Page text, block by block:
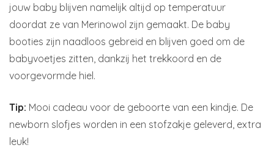
jouw baby blijven namelijk altijd op temperatuur
doordat ze van Merinowol zijn gemaakt. De baby
booties zijn naadloos gebreid en blijven goed om de
babyvoetjes zitten, dankzij het trekkoord en de
voorgevormde hiel.
Tip: Mooi cadeau voor de geboorte van een kindje. De
newborn slofjes worden in een stofzakje geleverd, extra
leuk!